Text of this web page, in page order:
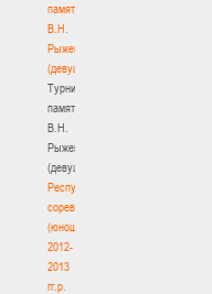
памяти
В.Н.
Рыженкова
(девушки)
Турнир
памяти
В.Н.
Рыженкова
(девушки)
Республиканские
соревнования
(юноши)
2012-
2013
гг.р.